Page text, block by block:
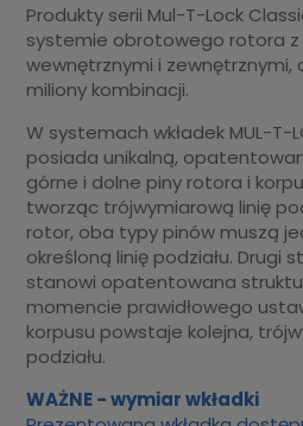
Produkty serii Mul-T-Lock
systemie obrotowego rotora
wewnętrznymi i zewnętrznymi,
miliony kombinacji.
W systemach wkładek MUL-T-
posiada unikalną,
górne i dolne piny rotora i
tworząc trójwymiarową linię
rotor, oba typy pinów muszą
określoną linię podziału. Drugi
stanowi opatentowana
momencie prawidłowego
korpusu powstaje kolejna,
podziału.
WAŻNE - wymiar wkładki